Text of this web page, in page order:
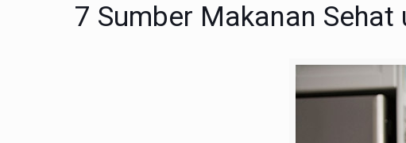
7 Sumber Makanan Sehat